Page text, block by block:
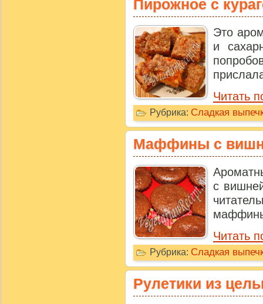
Пирожное с
Это
и
Читать
Рубрика: Сладкая
Маффины с
с
Читать
Рубрика: Сладкая
Рулетики из